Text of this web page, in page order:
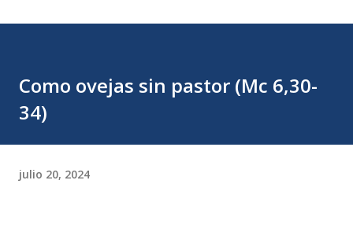
Como ovejas sin pastor (Mc 6,30-
34)
julio 20, 2024